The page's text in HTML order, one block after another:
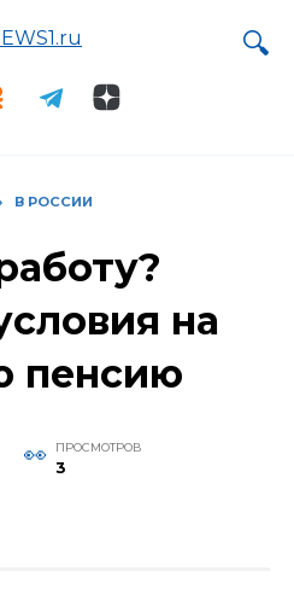
В РОССИИ
на
пенсию
ПРОСМОТРОВ
3